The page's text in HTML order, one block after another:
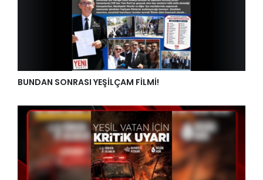
BUNDAN SONRASI YEŞİLÇAM FİLMİ!